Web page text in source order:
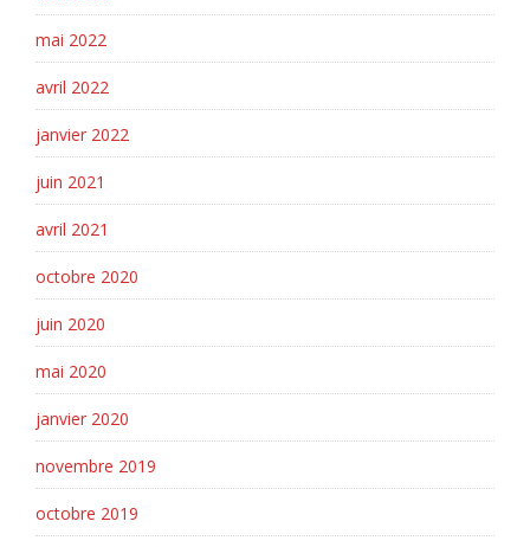
mai 2022
avril 2022
janvier 2022
juin 2021
avril 2021
octobre 2020
juin 2020
mai 2020
janvier 2020
novembre 2019
octobre 2019